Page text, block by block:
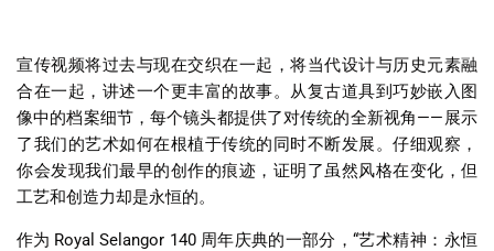
宣传视频将过去与现在交织在一起，将当代设计与历史元素融
合在一起，讲述一个更丰富的故事。从复古道具到巧妙嵌入图
像中的档案细节，每个镜头都提供了对传统的全新视角——展示
了我们的艺术如何在根植于传统的同时不断发展。仔细观察，
你会发现我们最早的创作的痕迹，证明了虽然风格在变化，但
工艺和创造力却是永恒的。
作为 Royal Selangor 140 周年庆典的一部分， “艺术精神：永恒